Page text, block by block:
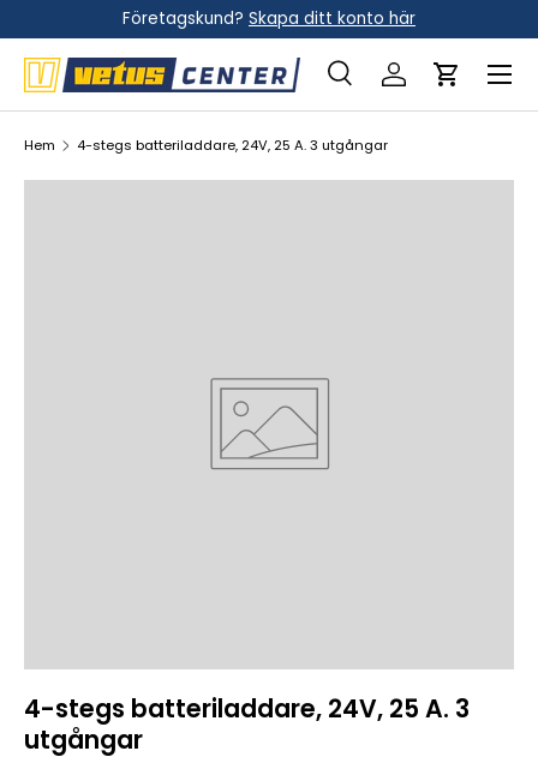
Hoppa till innehållet
Företagskund? Skapa ditt konto här
Sök
Sök Logga inVagn
Meny
Hem 4-stegs batteriladdare, 24V, 25 A. 3 utgångar
4-stegs batteriladdare, 24V, 25 A. 3
utgångar